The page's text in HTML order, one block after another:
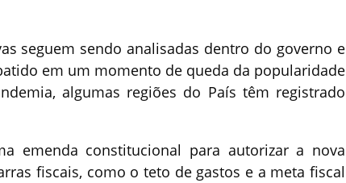
seguem sendo analisadas dentro do governo e
em um momento de queda da popularidade
algumas regiões do País têm registrado
emenda constitucional para autorizar a nova
fiscais, como o teto de gastos e a meta fiscal